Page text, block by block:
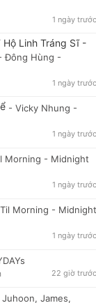
1 ngày trước
Hộ Linh Tráng Sĩ -
Đông Hùng -
1 ngày trước
- Vicky Nhung -
1 ngày trước
Morning - Midnight
1 ngày trước
Morning - Midnight
1 ngày trước
22 giờ trước
James,